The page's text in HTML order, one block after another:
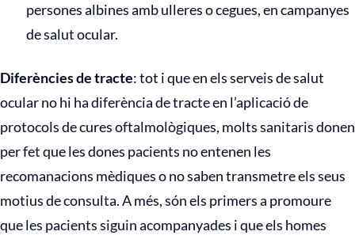
persones albines amb ulleres o cegues, en campanyes
de salut ocular.
Diferències de tracte: tot i que en els serveis de salut
ocular no hi ha diferència de tracte en l’aplicació de
protocols de cures oftalmològiques, molts sanitaris donen
per fet que les dones pacients no entenen les
recomanacions mèdiques o no saben transmetre els seus
motius de consulta. A més, són els primers a promoure
que les pacients siguin acompanyades i que els homes